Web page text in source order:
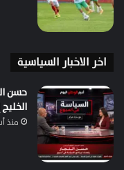
اخر الاخبار السياسية
حسن
منذ